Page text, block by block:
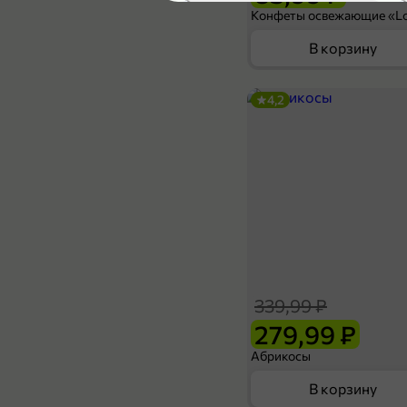
В корзину
279,99 ₽
339,99 ₽
Абрикосы
4,2
В корзину